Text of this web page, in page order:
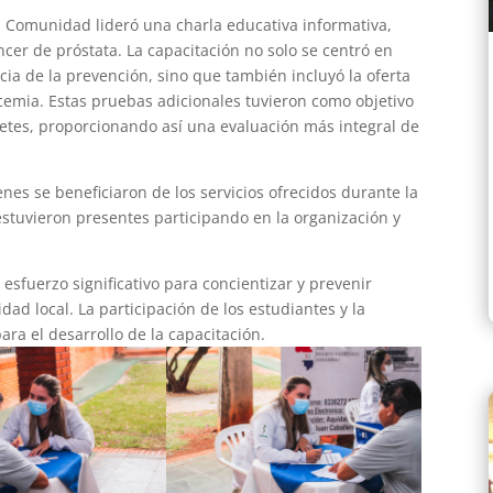
lideró una charla educativa informativa,
de próstata. La capacitación no solo se centró en
de la prevención, sino que también incluyó la oferta
Estas pruebas adicionales tuvieron como objetivo
proporcionando así una evaluación más integral de
se beneficiaron de los servicios ofrecidos durante la
presentes participando en la organización y
significativo para concientizar y prevenir
local. La participación de los estudiantes y la
el desarrollo de la capacitación.